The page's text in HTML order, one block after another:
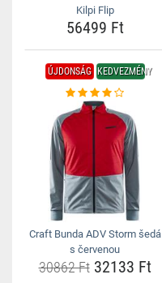
Kilpi Flip
56499 Ft
ÚJDONSÁG KEDVEZMÉNY
Craft Bunda ADV Storm šedá
s červenou
30862 Ft32133 Ft